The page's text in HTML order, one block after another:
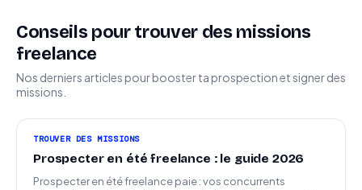
Conseils pour trouver des missions
freelance
Nos derniers articles pour booster ta prospection et signer des
missions.
TROUVER DES MISSIONS
Prospecter en été freelance : le guide 2026
Prospecter en été freelance paie : vos concurrents